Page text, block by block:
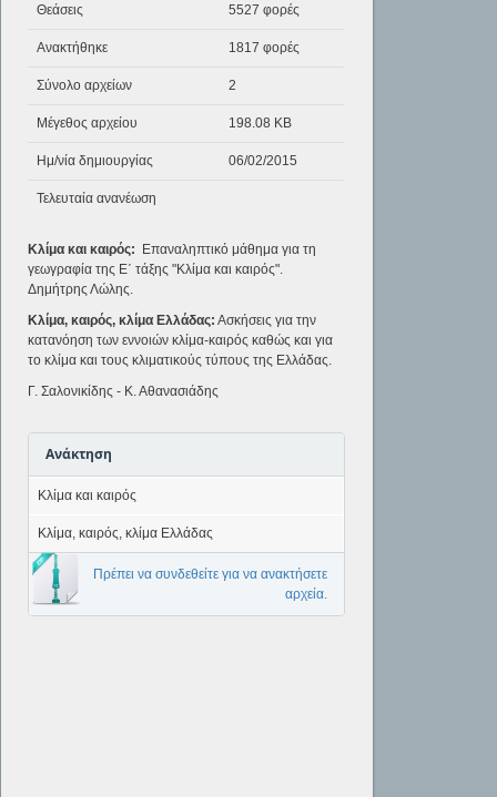
Θεάσεις 5527 φορές
Ανακτήθηκε 1817 φορές
Σύνολο αρχείων 2
Μέγεθος αρχείου 198.08 KB
Ημ/νία δημιουργίας 06/02/2015
Τελευταία ανανέωση
Κλίμα και καιρός:
Επαναληπτικό μάθημα για τη
γεωγραφία της Ε΄ τάξης "Κλίμα και καιρός".
Δημήτρης Λώλης.
Κλίμα, καιρός, κλίμα Ελλάδας: Ασκήσεις για την
κατανόηση των εννοιών κλίμα-καιρός καθώς και για
το κλίμα και τους κλιματικούς τύπους της Ελλάδας.
Γ. Σαλονικίδης - Κ. Αθανασιάδης
Ανάκτηση
Κλίμα και καιρός
Κλίμα, καιρός, κλίμα Ελλάδας
Πρέπει να συνδεθείτε για να ανακτήσετε
αρχεία.